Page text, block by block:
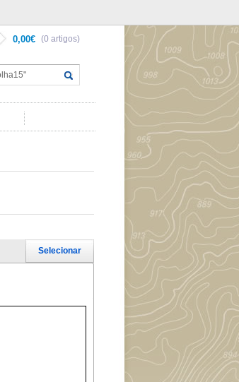
(0 artigos)
0,00€
Selecionar